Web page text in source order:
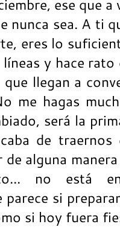
ese que a
nunca sea. A ti
eres lo
y hace
que llegan a
me hagas
será la
de
alguna
no está
parece si
si hoy fuera